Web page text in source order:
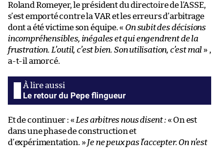
Roland Romeyer, le président du directoire de l’ASSE,
s’est emporté contre la VAR et les erreurs d’arbitrage
dont a été victime son équipe. « On subit des décisions
incompréhensibles, inégales et qui engendrent de la
frustration. L’outil, c’est bien. Son utilisation, c’est mal » ,
a-t-il amorcé.
Le retour du Pepe flingueur
Et de continuer : « Les arbitres nous disent :« On est
dans une phase de construction et
d’expérimentation. » Je ne peux pas l’accepter. On n’est